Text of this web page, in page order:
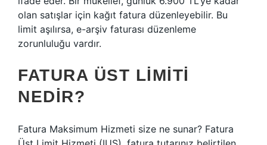
olan satışlar için kağıt fatura düzenleyebilir. Bu
limit aşılırsa, e-arşiv faturası düzenleme
zorunluluğu vardır.
FATURA ÜST LIMITI
NEDIR?
Fatura Maksimum Hizmeti size ne sunar? Fatura